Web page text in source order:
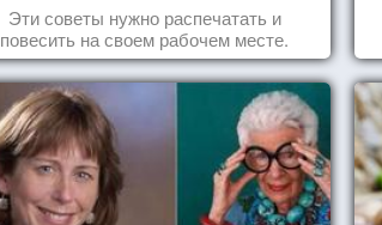
Эти советы нужно распечатать и
повесить на своем рабочем месте.